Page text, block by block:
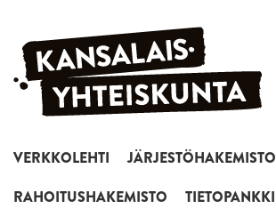
Siirry sisältöön
VERKKOLEHTI
JÄRJESTÖHAKEMISTO
RAHOITUSHAKEMISTO
TIETOPANKKI